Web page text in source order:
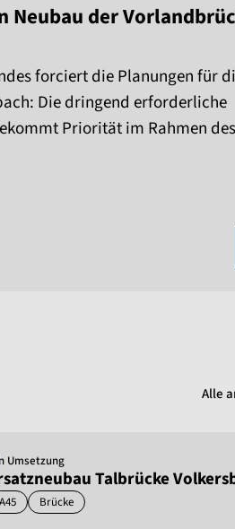
Neubau der
forciert die Planungen für
Die dringend erforderliche
Priorität im Rahmen des
Alle
Umsetzung
Talbrücke
A45 Brücke